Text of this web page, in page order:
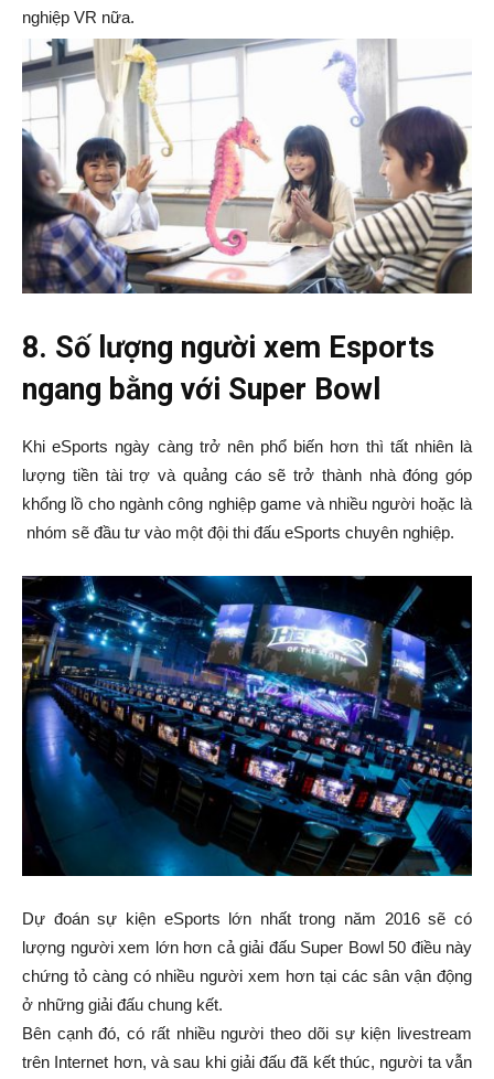
nghiệp VR nữa.
8. Số lượng người xem Esports
ngang bằng với Super Bowl
Khi eSports ngày càng trở nên phổ biến hơn thì tất nhiên là
lượng tiền tài trợ và quảng cáo sẽ trở thành nhà đóng góp
khổng lồ cho ngành công nghiệp game và nhiều người hoặc là
nhóm sẽ đầu tư vào một đội thi đấu eSports chuyên nghiệp.
Dự đoán sự kiện eSports lớn nhất trong năm 2016 sẽ có
lượng người xem lớn hơn cả giải đấu Super Bowl 50 điều này
chứng tỏ càng có nhiều người xem hơn tại các sân vận động
ở những giải đấu chung kết.
Bên cạnh đó, có rất nhiều người theo dõi sự kiện livestream
trên Internet hơn, và sau khi giải đấu đã kết thúc, người ta vẫn